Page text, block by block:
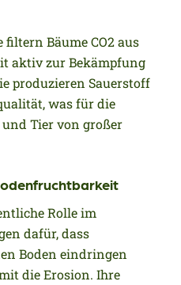
Bäume CO2 aus
aktiv zur Bekämpfung
produzieren Sauerstoff
was für die
Tier von großer
Rolle im
dafür, dass
Boden eindringen
die Erosion. Ihre